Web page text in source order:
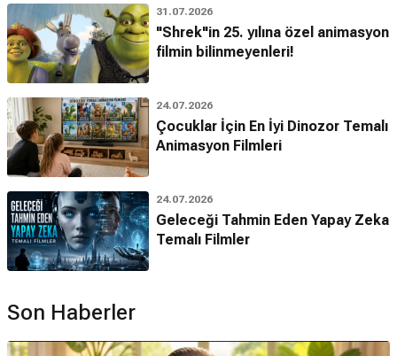
31.07.2026
"Shrek"in 25. yılına özel animasyon
filmin bilinmeyenleri!
24.07.2026
Çocuklar İçin En İyi Dinozor Temalı
Animasyon Filmleri
24.07.2026
Geleceği Tahmin Eden Yapay Zeka
Temalı Filmler
Son Haberler